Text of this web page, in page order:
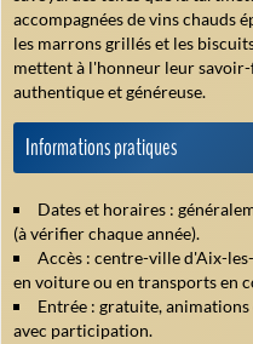
accompagnées de vins chauds
les marrons grillés et les
mettent à l'honneur leur
authentique et généreuse.
Informations pratiques
Dates et horaires :
(à vérifier chaque année).
Accès : centre-ville d'Aix-
en voiture ou en transports en
Entrée : gratuite,
avec participation.